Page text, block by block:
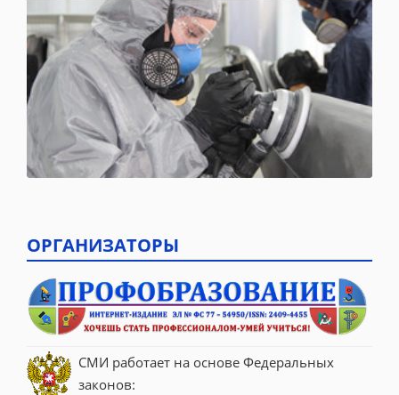
ОРГАНИЗАТОРЫ
СМИ работает на основе Федеральных
законов: